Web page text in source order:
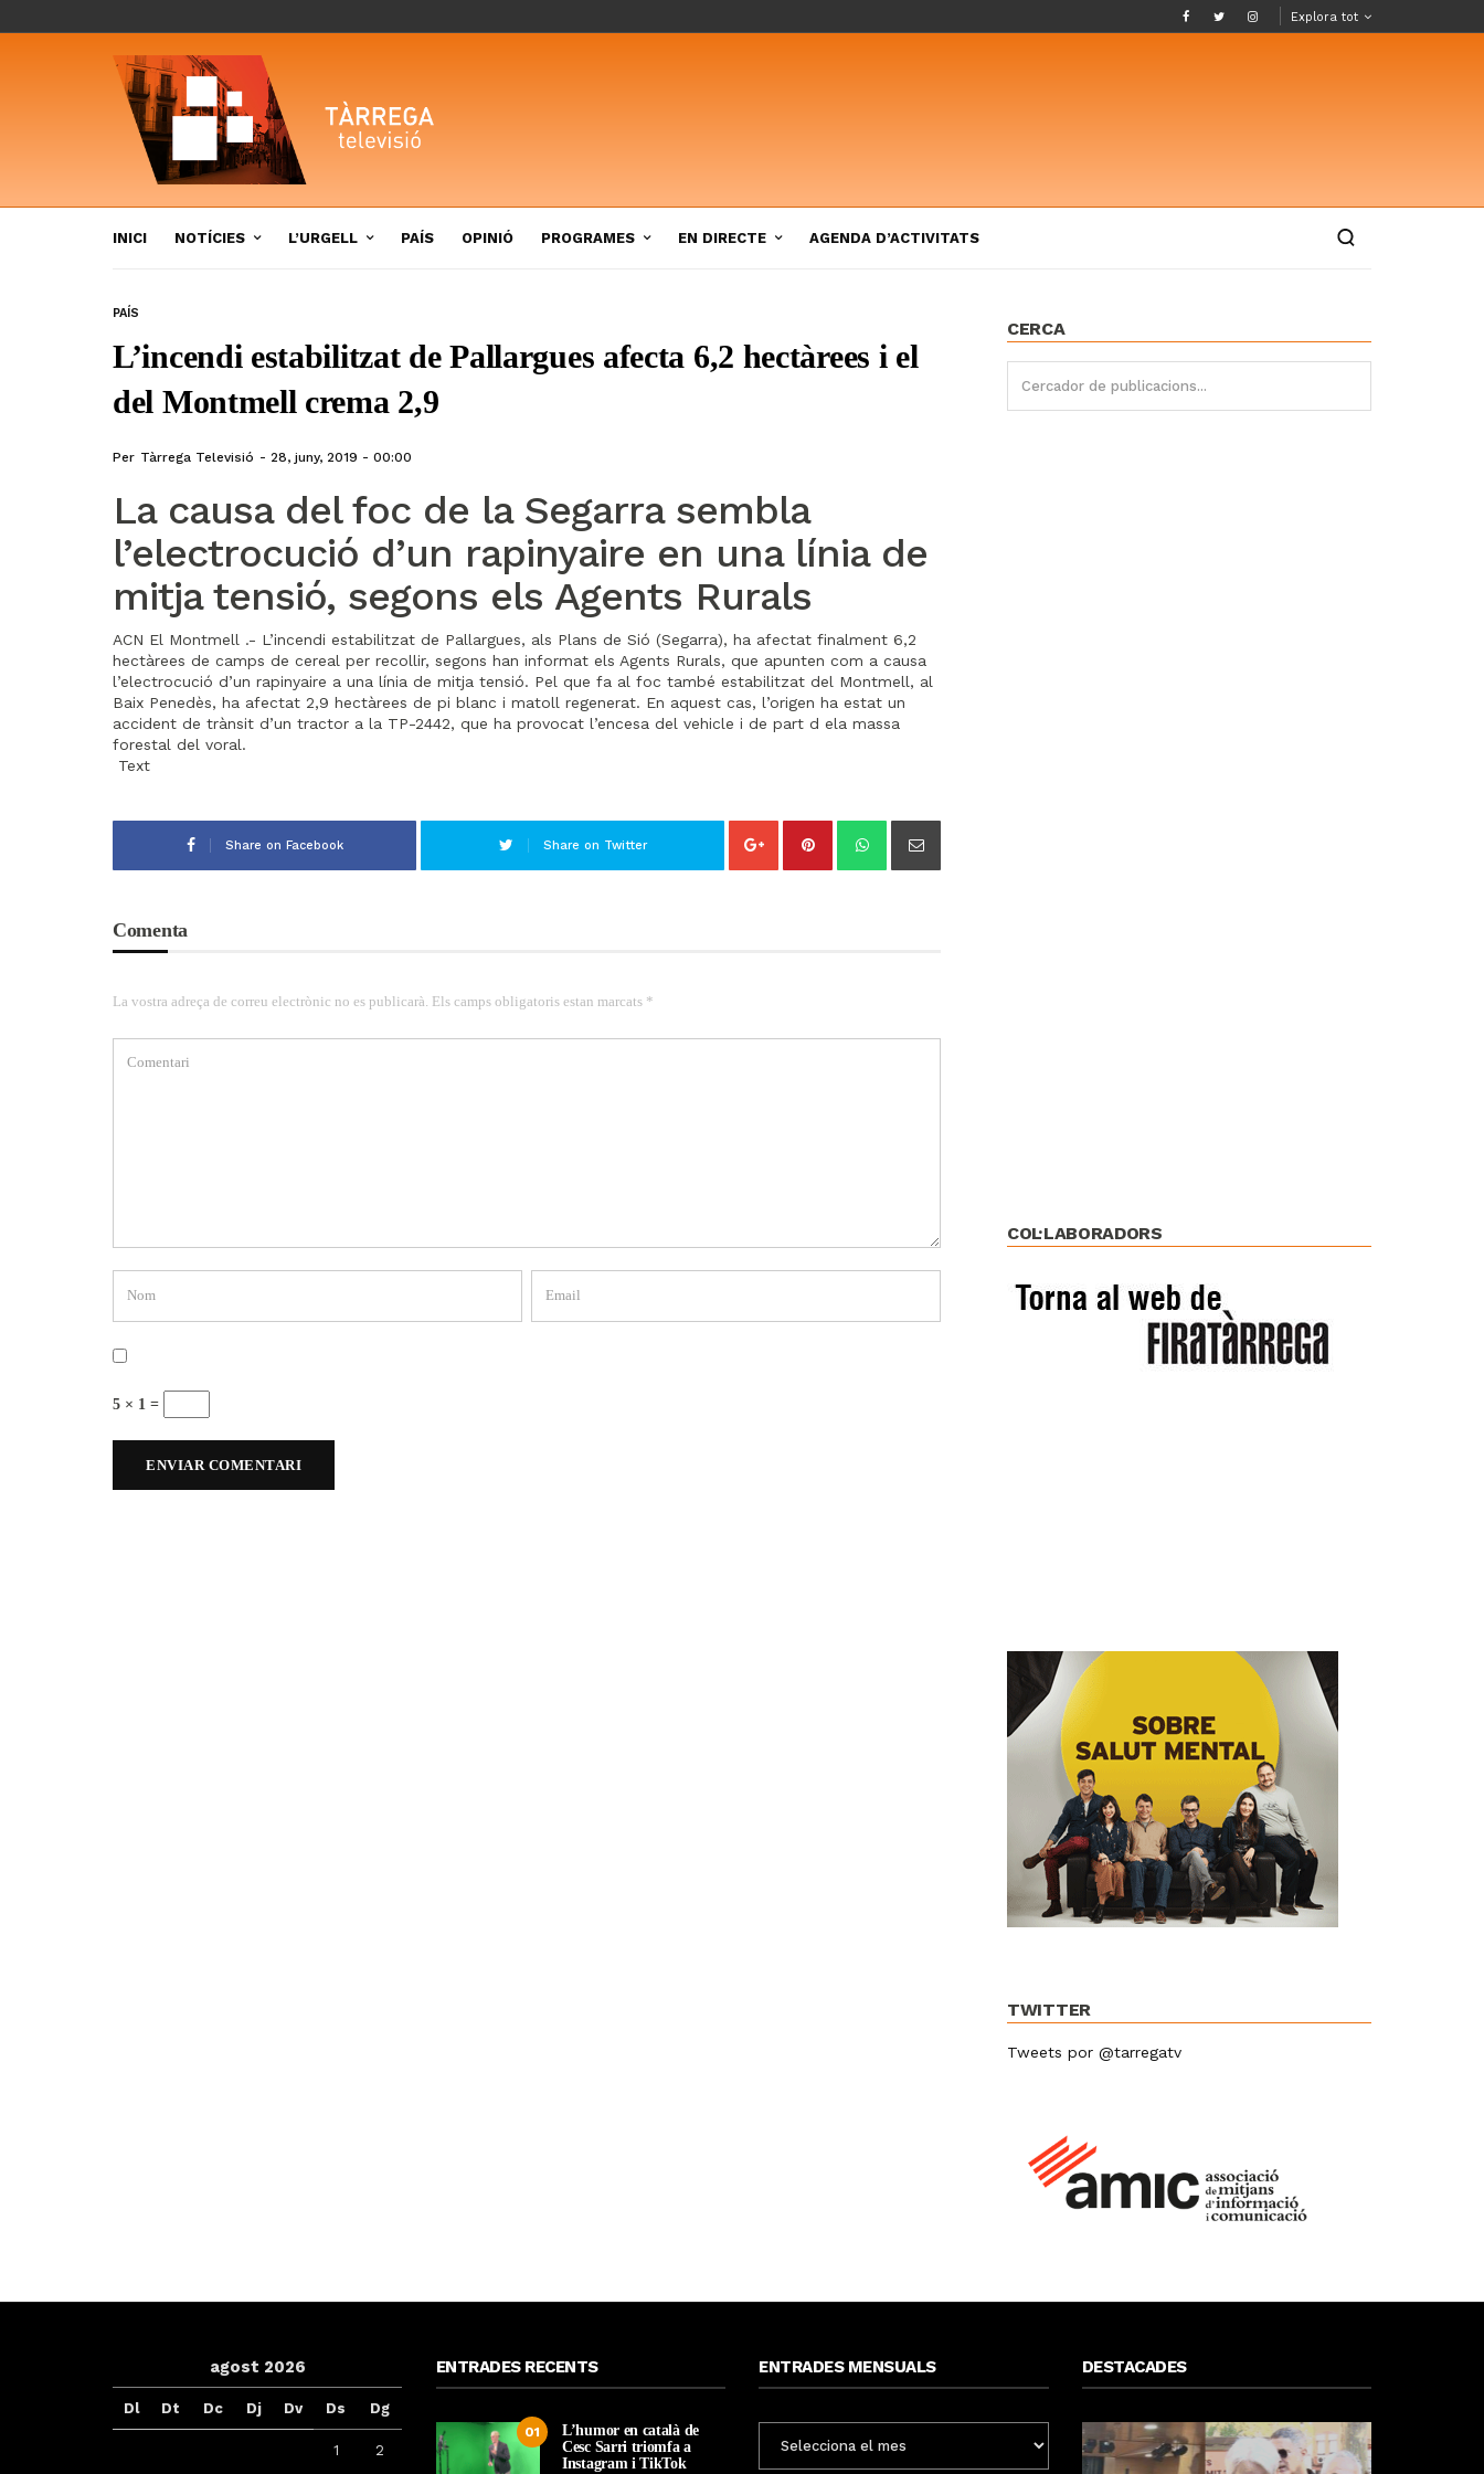
Explora tot
INICI NOTÍCIES L’URGELL PAÍS OPINIÓ PROGRAMES EN DIRECTE AGENDA D’ACTIVITATS
PAÍS
L’incendi estabilitzat de Pallargues afecta 6,2 hectàrees i el
del Montmell crema 2,9
Per Tàrrega Televisió 28, juny, 2019 - 00:00
La causa del foc de la Segarra sembla
l’electrocució d’un rapinyaire en una línia de
mitja tensió, segons els Agents Rurals
ACN El Montmell .- L’incendi estabilitzat de Pallargues, als Plans de Sió (Segarra), ha afectat finalment 6,2
hectàrees de camps de cereal per recollir, segons han informat els Agents Rurals, que apunten com a causa
l’electrocució d’un rapinyaire a una línia de mitja tensió. Pel que fa al foc també estabilitzat del Montmell, al
Baix Penedès, ha afectat 2,9 hectàrees de pi blanc i matoll regenerat. En aquest cas, l’origen ha estat un
accident de trànsit d’un tractor a la TP-2442, que ha provocat l’encesa del vehicle i de part d ela massa
forestal del voral.
Text
Share on Facebook Share on Twitter
Comenta
La vostra adreça de correu electrònic no es publicarà. Els camps obligatoris estan marcats *
5 × 1 =
CERCA
COL·LABORADORS
TWITTER
Tweets por @tarregatv
agost 2026
Dl Dt Dc Dj Dv Ds Dg
1 2
ENTRADES RECENTS
01
L’humor en català de
Cesc Sarri triomfa a
Instagram i TikTok
ENTRADES MENSUALS
MENSUALS
DESTACADES